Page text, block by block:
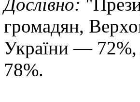
громадян,
України —
78%.